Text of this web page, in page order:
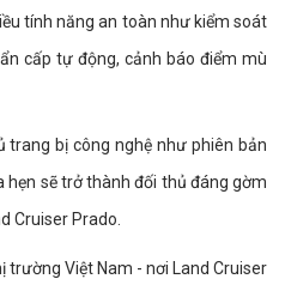
tính năng an toàn như kiểm soát
cấp tự động, cảnh báo điểm mù
trang bị công nghệ như phiên bản
hẹn sẽ trở thành đối thủ đáng gờm
Cruiser Prado.
trường Việt Nam - nơi Land Cruiser